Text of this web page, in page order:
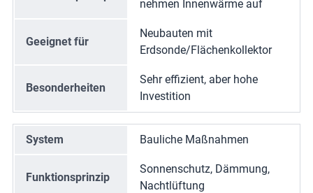
nehmen Innenwärme auf
Geeignet für
Neubauten mit
Erdsonde/Flächenkollektor
Besonderheiten
Sehr effizient, aber hohe
Investition
System Bauliche Maßnahmen
Funktionsprinzip
Sonnenschutz, Dämmung,
Nachtlüftung